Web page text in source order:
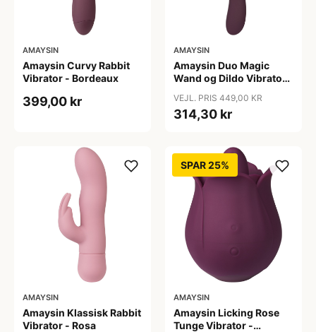
AMAYSIN
Amaysin Curvy Rabbit
Vibrator - Bordeaux
399,00 kr
AMAYSIN
Amaysin Duo Magic
Wand og Dildo Vibrator -
VEJL. PRIS 449,00 KR
314,30 kr
AMAYSIN
Amaysin Klassisk Rabbit
Vibrator - Rosa
SPAR 25%
AMAYSIN
Amaysin Licking Rose
Tunge Vibrator -